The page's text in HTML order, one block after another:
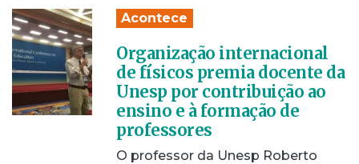
Acontece
Organização internacional
de físicos premia docente da
Unesp por contribuição ao
ensino e à formação de
professores
O professor da Unesp Roberto